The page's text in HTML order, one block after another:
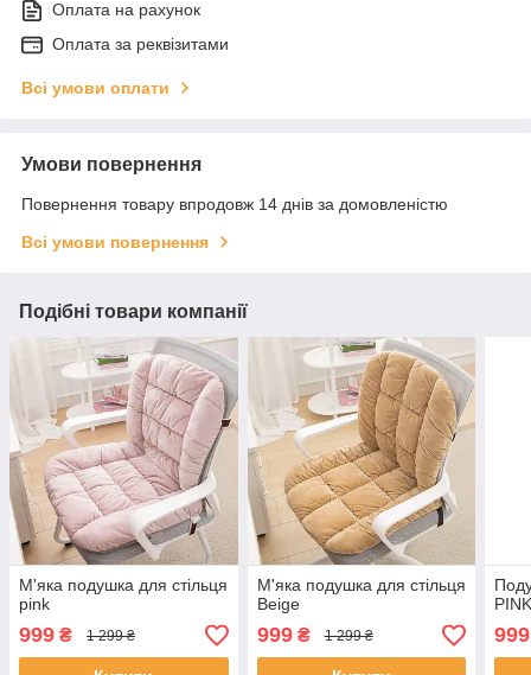
Оплата на рахунок
Оплата за реквізитами
Всі умови оплати
Умови повернення
Повернення товару впродовж 14 днів за домовленістю
Всі умови повернення
Подібні товари компанії
М'яка подушка для стільця
pink
999 ₴ 1 299 ₴
М'яка подушка для стільця
Beige
999₴ 1 299 ₴ 999